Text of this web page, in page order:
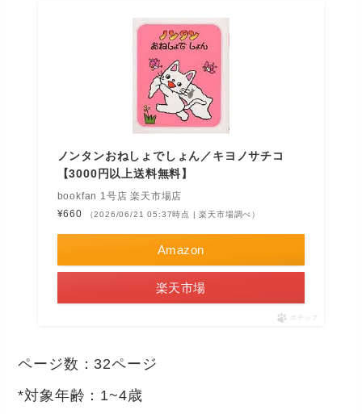
ノンタンおねしょでしょん／キヨノサチコ
【3000円以上送料無料】
bookfan 1号店 楽天市場店
¥660
（2026/06/21 05:37時点 | 楽天市場調べ）
Amazon
楽天市場
ポチップ
ページ数：32ページ
*対象年齢：1~4歳